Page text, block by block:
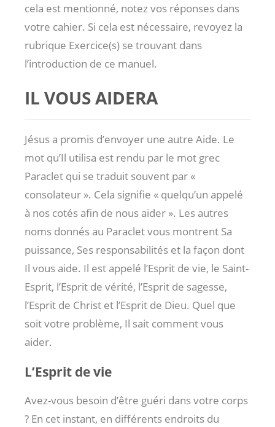
cela est mentionné, notez vos réponses dans
votre cahier. Si cela est nécessaire, revoyez la
rubrique Exercice(s) se trouvant dans
l’introduction de ce manuel.
IL VOUS AIDERA
Jésus a promis d’envoyer une autre Aide. Le
mot qu’Il utilisa est rendu par le mot grec
Paraclet qui se traduit souvent par «
consolateur ». Cela signifie « quelqu’un appelé
à nos cotés afin de nous aider ». Les autres
noms donnés au Paraclet vous montrent Sa
puissance, Ses responsabilités et la façon dont
Il vous aide. Il est appelé l’Esprit de vie, le Saint-
Esprit, l’Esprit de vérité, l’Esprit de sagesse,
l’Esprit de Christ et l’Esprit de Dieu. Quel que
soit votre problème, Il sait comment vous
aider.
L’Esprit de vie
Avez-vous besoin d’être guéri dans votre corps
? En cet instant, en différents endroits du